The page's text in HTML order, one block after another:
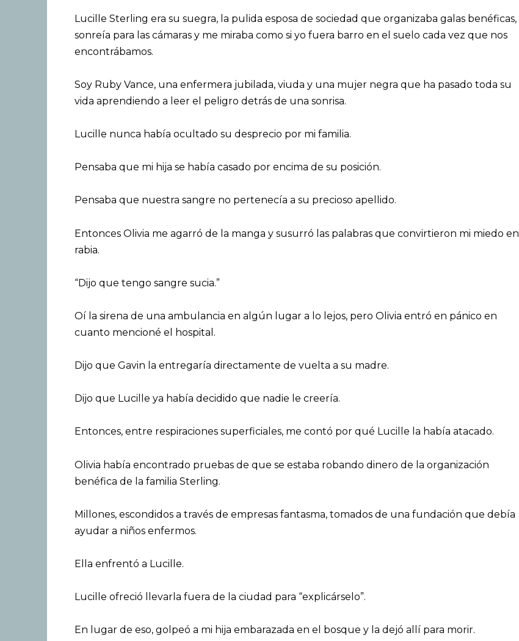
Lucille Sterling era su suegra, la pulida esposa de sociedad que organizaba galas benéficas,
sonreía para las cámaras y me miraba como si yo fuera barro en el suelo cada vez que nos
encontrábamos.
Soy Ruby Vance, una enfermera jubilada, viuda y una mujer negra que ha pasado toda su
vida aprendiendo a leer el peligro detrás de una sonrisa.
Lucille nunca había ocultado su desprecio por mi familia.
Pensaba que mi hija se había casado por encima de su posición.
Pensaba que nuestra sangre no pertenecía a su precioso apellido.
Entonces Olivia me agarró de la manga y susurró las palabras que convirtieron mi miedo en
rabia.
“Dijo que tengo sangre sucia.”
Oí la sirena de una ambulancia en algún lugar a lo lejos, pero Olivia entró en pánico en
cuanto mencioné el hospital.
Dijo que Gavin la entregaría directamente de vuelta a su madre.
Dijo que Lucille ya había decidido que nadie le creería.
Entonces, entre respiraciones superficiales, me contó por qué Lucille la había atacado.
Olivia había encontrado pruebas de que se estaba robando dinero de la organización
benéfica de la familia Sterling.
Millones, escondidos a través de empresas fantasma, tomados de una fundación que debía
ayudar a niños enfermos.
Ella enfrentó a Lucille.
Lucille ofreció llevarla fuera de la ciudad para “explicárselo”.
En lugar de eso, golpeó a mi hija embarazada en el bosque y la dejó allí para morir.